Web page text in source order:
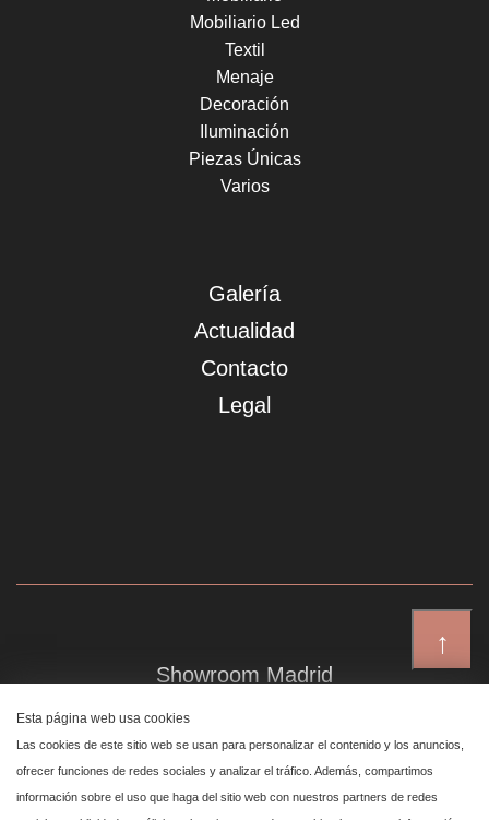
↑
Mobiliario Led
Textil
Menaje
Decoración
Iluminación
Piezas Únicas
Varios
Galería
Actualidad
Contacto
Legal
Showroom Madrid
Plaza de Canalejas 6, 4 izq
Centro, 28014 Madrid
Esta página web usa cookies
Las cookies de este sitio web se usan para personalizar el contenido y los anuncios,
ofrecer funciones de redes sociales y analizar el tráfico. Además, compartimos
información sobre el uso que haga del sitio web con nuestros partners de redes